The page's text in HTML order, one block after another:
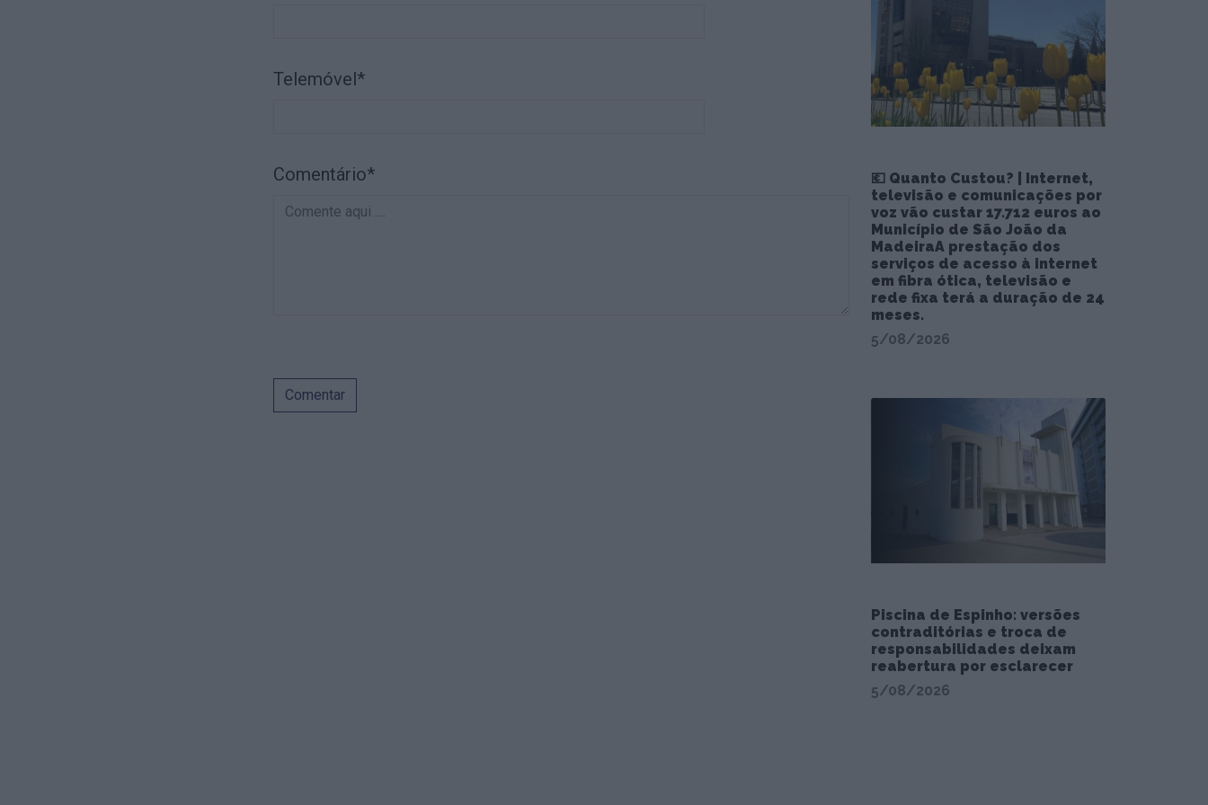
Telemóvel*
Comentário*
Comentar
💶 Quanto Custou? | Internet,
televisão e comunicações por
voz vão custar 17.712 euros ao
Município de São João da
MadeiraA prestação dos
serviços de acesso à internet
em fibra ótica, televisão e
rede fixa terá a duração de 24
meses.
5/08/2026
Piscina de Espinho: versões
contraditórias e troca de
responsabilidades deixam
reabertura por esclarecer
5/08/2026